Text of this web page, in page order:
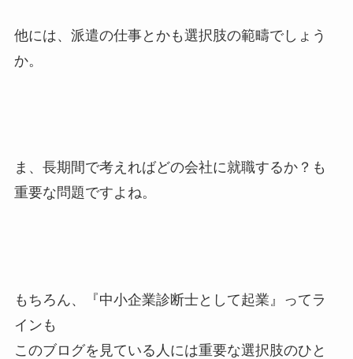
他には、派遣の仕事とかも選択肢の範疇でしょう
か。
ま、長期間で考えればどの会社に就職するか？も
重要な問題ですよね。
もちろん、『中小企業診断士として起業』ってラ
インも
このブログを見ている人には重要な選択肢のひと